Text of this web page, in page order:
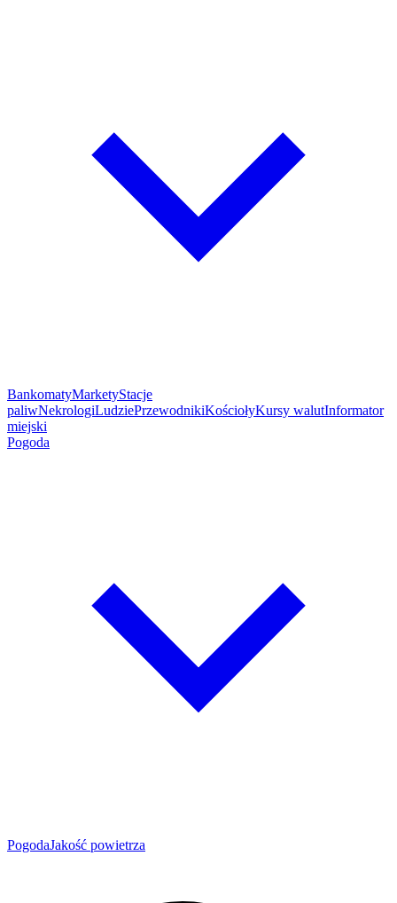
BankomatyMarketyStacje
paliwNekrologiLudziePrzewodnikiKościołyKursy walutInformator
miejski
Pogoda
PogodaJakość powietrza